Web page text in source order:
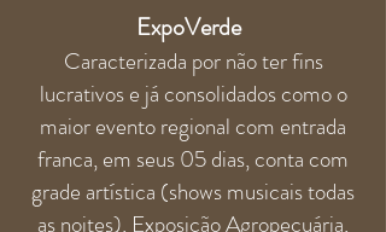
ExpoVerde
Caracterizada por não ter fins
lucrativos e já consolidados como o
maior evento regional com entrada
franca, em seus 05 dias, conta com
grade artística (shows musicais todas
as noites), Exposição Agropecuária,